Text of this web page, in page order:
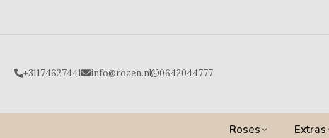
+31174627441 info@rozen.nl 0642044777
Roses Extras